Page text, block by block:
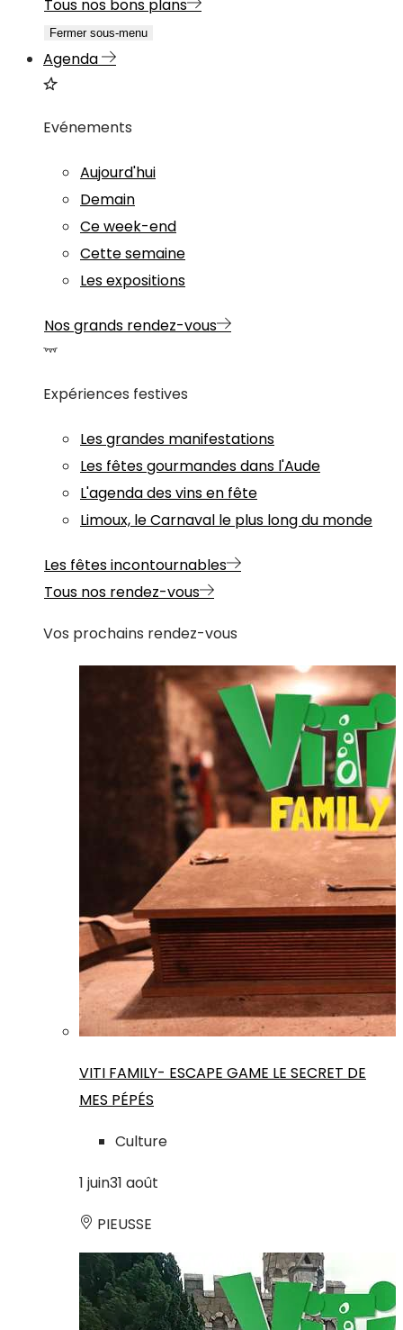
Tous nos bons plans
Fermer sous-menu
Agenda
Evénements
Aujourd'hui
Demain
Ce week-end
Cette semaine
Les expositions
Nos grands rendez-vous
Expériences festives
Les grandes manifestations
Les fêtes gourmandes dans l'Aude
L'agenda des vins en fête
Limoux, le Carnaval le plus long du monde
Les fêtes incontournables
Tous nos rendez-vous
Vos prochains rendez-vous
VITI FAMILY- ESCAPE GAME LE SECRET DE
MES PÉPÉS
Culture
1 juin31 août
PIEUSSE